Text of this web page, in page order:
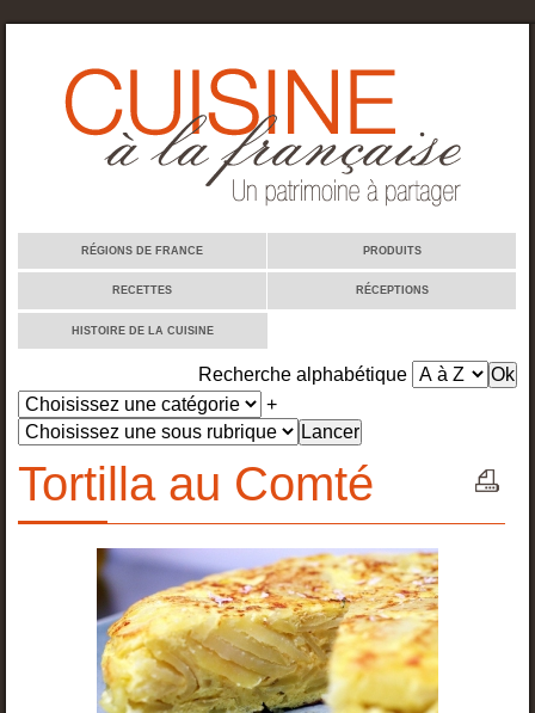
RÉGIONS DE FRANCE PRODUITS
RECETTES RÉCEPTIONS
HISTOIRE DE LA CUISINE
Recherche alphabétique
+
Tortilla au Comté